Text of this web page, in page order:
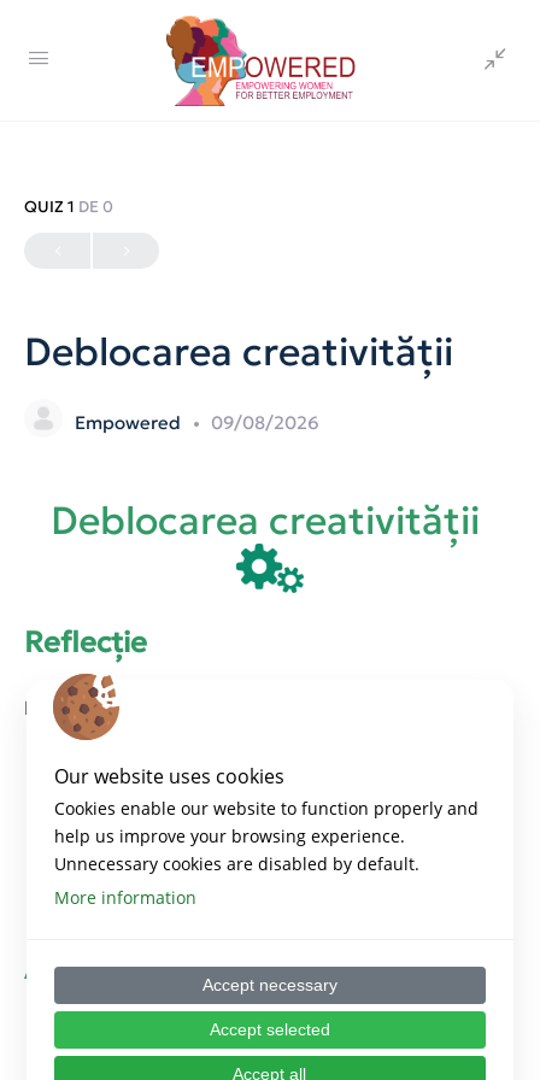
QUIZ 1 DE 0
Deblocarea creativității
Empowered 09/08/2026
Deblocarea creativității
Reflecție
Notați următoarele solicitări:
Cum definiți creativitatea?
Vă puteți gândi la o perioadă în care ați fost
deosebit de creativ? Care era situația?
Cum abordați în prezent problemele și generați
idei noi?
Acțiune
Stabiliți un obiectiv personal pentru a încorpora
creativitatea în viața de zi cu zi, profesională și
Our website uses cookies
Cookies enable our website to function properly and
help us improve your browsing experience.
Unnecessary cookies are disabled by default.
More information
Accept necessary
Accept selected
Accept all